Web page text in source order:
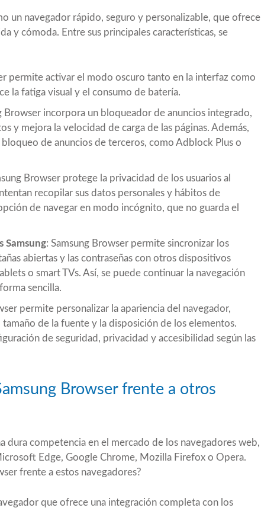
un navegador rápido, seguro y personalizable, que ofrece
y cómoda. Entre sus principales características, se
permite activar el modo oscuro tanto en la interfaz como
la fatiga visual y el consumo de batería.
Browser incorpora un bloqueador de anuncios integrado,
y mejora la velocidad de carga de las páginas. Además,
de anuncios de terceros, como Adblock Plus o
Browser protege la privacidad de los usuarios al
recopilar sus datos personales y hábitos de
de navegar en modo incógnito, que no guarda el
Samsung: Samsung Browser permite sincronizar los
abiertas y las contraseñas con otros dispositivos
o smart TVs. Así, se puede continuar la navegación
sencilla.
permite personalizar la apariencia del navegador,
de la fuente y la disposición de los elementos.
de seguridad, privacidad y accesibilidad según las
Browser frente a otros
dura competencia en el mercado de los navegadores web,
Edge, Google Chrome, Mozilla Firefox o Opera.
frente a estos navegadores?
que ofrece una integración completa con los